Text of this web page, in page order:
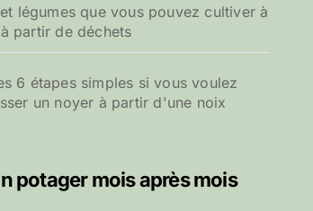
légumes que vous pouvez cultiver à
partir de déchets
6 étapes simples si vous voulez
un noyer à partir d'une noix
potager mois après mois